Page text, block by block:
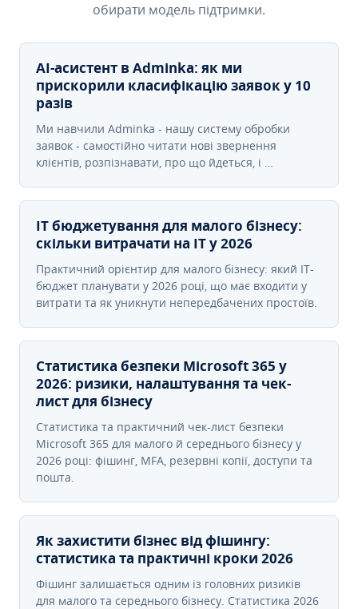
обирати модель підтримки.
AI-асистент в Adminka: як ми
прискорили класифікацію заявок у 10
разів
Ми навчили Adminka - нашу систему обробки
заявок - самостійно читати нові звернення
клієнтів, розпізнавати, про що йдеться, і …
IT бюджетування для малого бізнесу:
скільки витрачати на IT у 2026
Практичний орієнтир для малого бізнесу: який IT-
бюджет планувати у 2026 році, що має входити у
витрати та як уникнути непередбачених простоїв.
Статистика безпеки Microsoft 365 у
2026: ризики, налаштування та чек-
лист для бізнесу
Статистика та практичний чек-лист безпеки
Microsoft 365 для малого й середнього бізнесу у
2026 році: фішинг, MFA, резервні копії, доступи та
пошта.
Як захистити бізнес від фішингу:
статистика та практичні кроки 2026
Фішинг залишається одним із головних ризиків
для малого та середнього бізнесу. Статистика 2026